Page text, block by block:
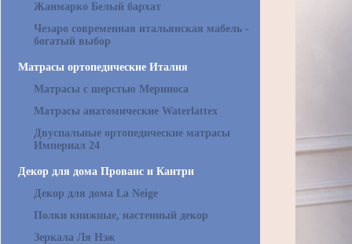
Жанмарко Белый бархат
Чезаро современная итальянская мабель -
богатый выбор
Матрасы ортопедические Италия
Матрасы с шерстью Мериноса
Матрасы анатомические Waterlattex
Двуспальные ортопедические матрасы
Империал 24
Декор для дома Прованс и Кантри
Декор для дома La Neige
Полки книжные, настенный декор
Зеркала Ля Нэж